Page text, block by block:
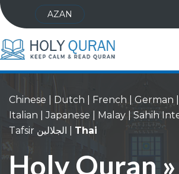
AZAN
Chinese Dutch French German
Italian |Japanese Malay Sahih
Tafsir الجلالين
Thai
Holy Quran »